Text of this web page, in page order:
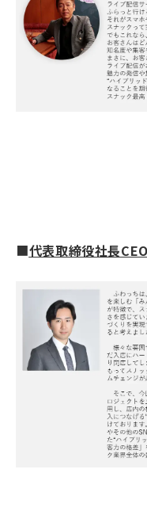
■代表取締役社長